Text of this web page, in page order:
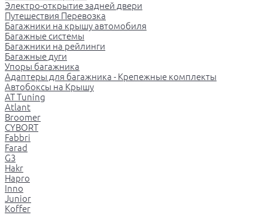
Электро-открытие задней двери
Путешествия Перевозка
Багажники на крышу автомобиля
Багажные системы
Багажники на рейлинги
Багажные дуги
Упоры багажника
Адаптеры для багажника - Крепежные комплекты
Автобоксы на Крышу
AT Tuning
Atlant
Broomer
CYBORT
Fabbri
Farad
G3
Hakr
Hapro
Inno
Junior
Koffer